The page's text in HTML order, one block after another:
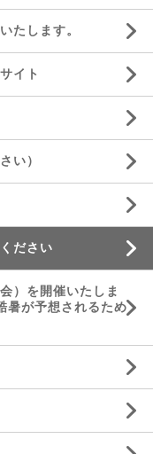
いたします。
イト
い）
ださい
）を開催いたしま
暑が予想されるため